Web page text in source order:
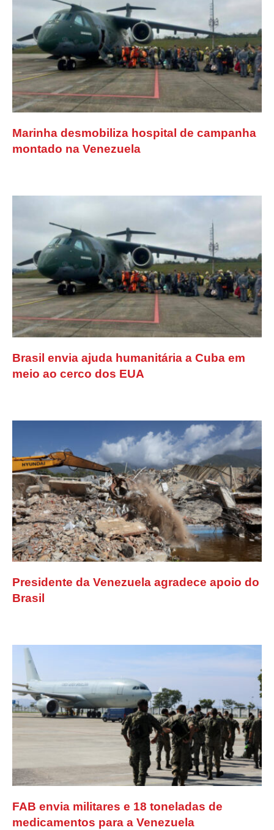
Marinha desmobiliza hospital de campanha
montado na Venezuela
Brasil envia ajuda humanitária a Cuba em
meio ao cerco dos EUA
Presidente da Venezuela agradece apoio do
Brasil
FAB envia militares e 18 toneladas de
medicamentos para a Venezuela